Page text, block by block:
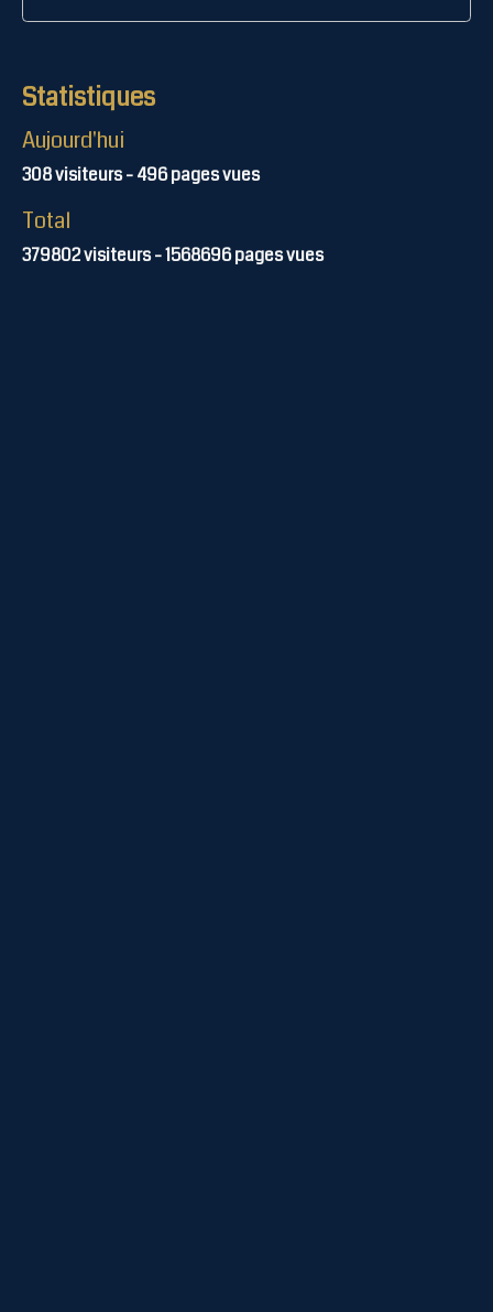
Statistiques
Aujourd'hui
308visiteurs -496pages vues
Total
379802visiteurs -1568696pages vues